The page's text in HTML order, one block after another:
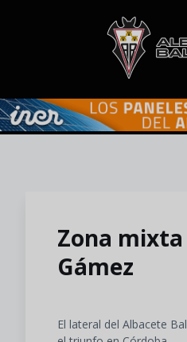
Skip to main content
Zona
Gámez
El lateral del Albacete